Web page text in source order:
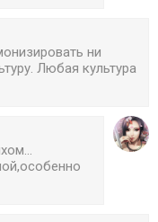
ни
Любая культура